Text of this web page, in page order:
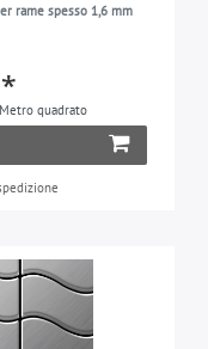
rame spesso 1,6 mm
quadrato